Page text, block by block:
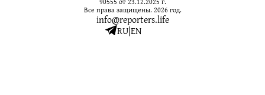
Все права защищены. 2026 год.
info@reporters.life
RU|EN